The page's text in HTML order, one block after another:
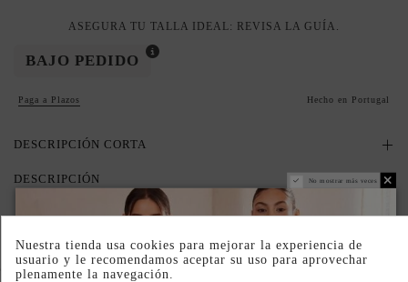
ASEGURA TU TALLA IDEAL: REVISA LA GUÍA.
BAJO PEDIDO
Paga a Plazos Hecho en Portugal
DESCRIPCIÓN CORTA
DESCRIPCIÓN
Completa tu look
No mostrar más veces
Nuestra tienda usa cookies para mejorar la experiencia de
usuario y le recomendamos aceptar su uso para aprovechar
plenamente la navegación.